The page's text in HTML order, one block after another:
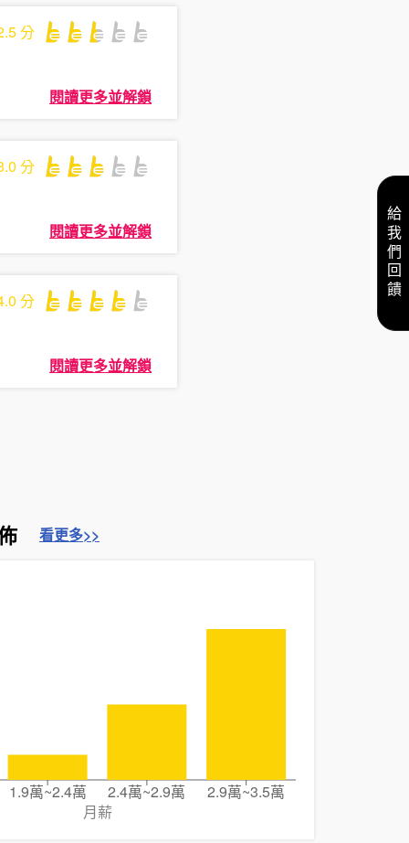
分
閱讀更多並解鎖
分
閱讀更多並解鎖
分
閱讀更多並解鎖
看更多>>
1.9萬~2.4萬 2.4萬~2.9萬
2.9萬~3.5萬
月薪
給我們回饋